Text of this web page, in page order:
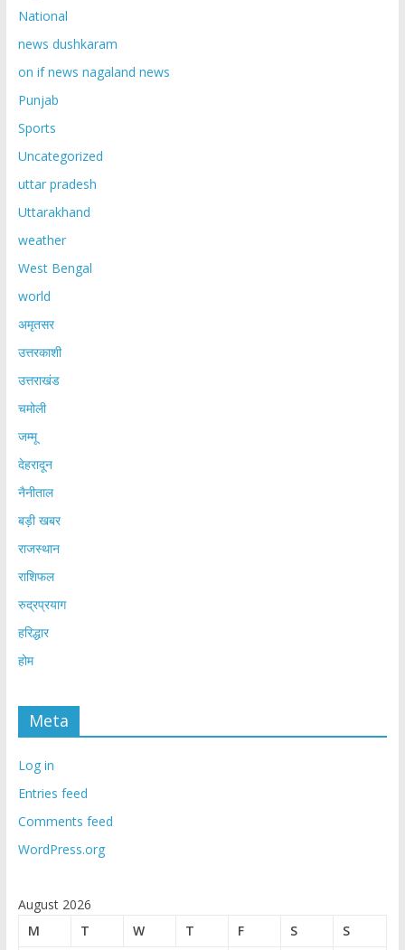
National
news dushkaram
on if news nagaland news
Punjab
Sports
Uncategorized
uttar pradesh
Uttarakhand
weather
West Bengal
world
अमृतसर
उत्तरकाशी
उत्तराखंड
चमोली
जम्मू
देहरादून
नैनीताल
बड़ी खबर
राजस्थान
राशिफल
रुद्रप्रयाग
हरिद्धार
होम
Meta
Log in
Entries feed
Comments feed
WordPress.org
August 2026
M
T W T F S S